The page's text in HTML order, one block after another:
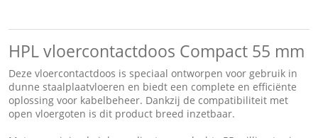
HPL vloercontactdoos Compact 55 mm
Deze vloercontactdoos is speciaal ontworpen voor gebruik in
dunne staalplaatvloeren en biedt een complete en efficiënte
oplossing voor kabelbeheer. Dankzij de compatibiliteit met
open vloergoten is dit product breed inzetbaar.